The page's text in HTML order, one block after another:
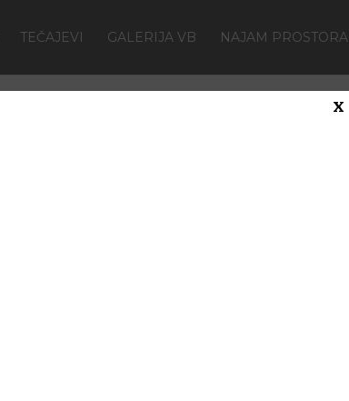
TEČAJEVI GALERIJA VB NAJAM PROSTORA
x